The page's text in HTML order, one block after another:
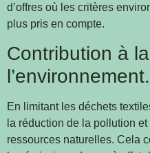
d’offres où les critères
plus pris en compte.
Contribution à
l’environnement.
En limitant les déchets
la réduction de la pollution
ressources naturelles. Cela